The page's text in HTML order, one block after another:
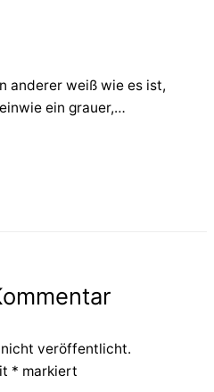
anderer weiß wie es ist,
ein grauer,…
veröffentlicht.
* markiert